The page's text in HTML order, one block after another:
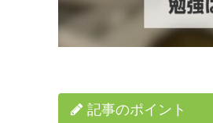
記事のポイント